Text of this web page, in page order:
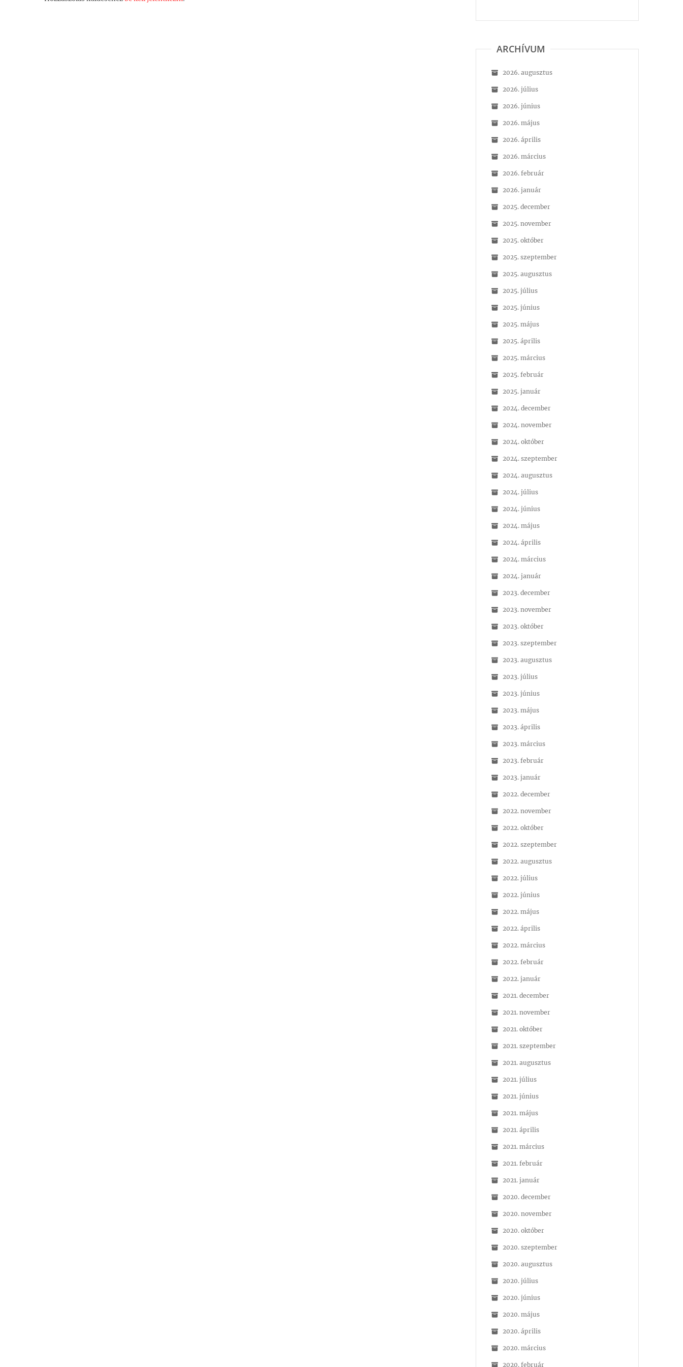
ARCHÍVUM
2026. augusztus
2026. július
2026. június
2026. május
2026. április
2026. március
2026. február
2026. január
2025. december
2025. november
2025. október
2025. szeptember
2025. augusztus
2025. július
2025. június
2025. május
2025. április
2025. március
2025. február
2025. január
2024. december
2024. november
2024. október
2024. szeptember
2024. augusztus
2024. július
2024. június
2024. május
2024. április
2024. március
2024. január
2023. december
2023. november
2023. október
2023. szeptember
2023. augusztus
2023. július
2023. június
2023. május
2023. április
2023. március
2023. február
2023. január
2022. december
2022. november
2022. október
2022. szeptember
2022. augusztus
2022. július
2022. június
2022. május
2022. április
2022. március
2022. február
2022. január
2021. december
2021. november
2021. október
2021. szeptember
2021. augusztus
2021. július
2021. június
2021. május
2021. április
2021. március
2021. február
2021. január
2020. december
2020. november
2020. október
2020. szeptember
2020. augusztus
2020. július
2020. június
2020. május
2020. április
2020. március
2020. február